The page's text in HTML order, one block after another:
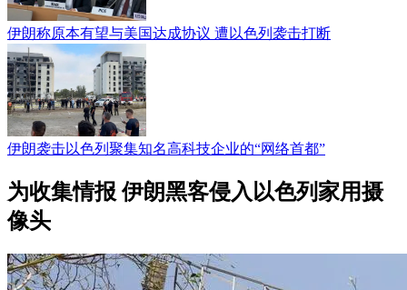
伊朗称原本有望与美国达成协议 遭以色列袭击打断
伊朗袭击以色列聚集知名高科技企业的“网络首都”
为收集情报 伊朗黑客侵入以色列家用摄
像头